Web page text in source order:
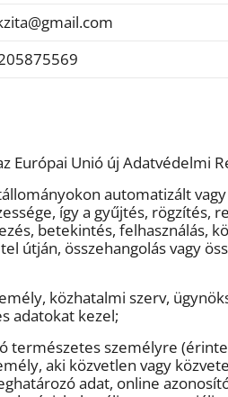
Európai Unió új Adatvédelmi
automatizált
így a gyűjtés, rögzítés,
betekintés, felhasználás,
útján, összehangolás vagy
közhatalmi szerv,
adatokat kezel;
természetes személyre
aki közvetlen vagy
adat, online